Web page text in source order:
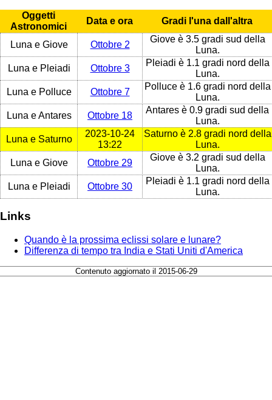
Oggetti
Astronomici
Data e ora Gradi l'una dall'altra
Luna e Giove Ottobre 2
Giove è 3.5 gradi sud della
Luna.
Luna e Pleiadi
Ottobre 3
Pleiadi è 1.1 gradi nord della
Luna.
Luna e Polluce
Ottobre 7
Polluce è 1.6 gradi nord della
Luna.
Luna e Antares
Ottobre 18
Antares è 0.9 gradi sud della
Luna.
Luna e Saturno
2023-10-24
13:22
Saturno è 2.8 gradi nord della
Luna.
Luna e Giove
Ottobre 29
Giove è 3.2 gradi sud della
Luna.
Luna e Pleiadi
Ottobre 30
Pleiadi è 1.1 gradi nord della
Luna.
Links
Quando è la prossima eclissi solare e lunare?
Differenza di tempo tra India e Stati Uniti d'America
Contenuto aggiornato il 2015-06-29